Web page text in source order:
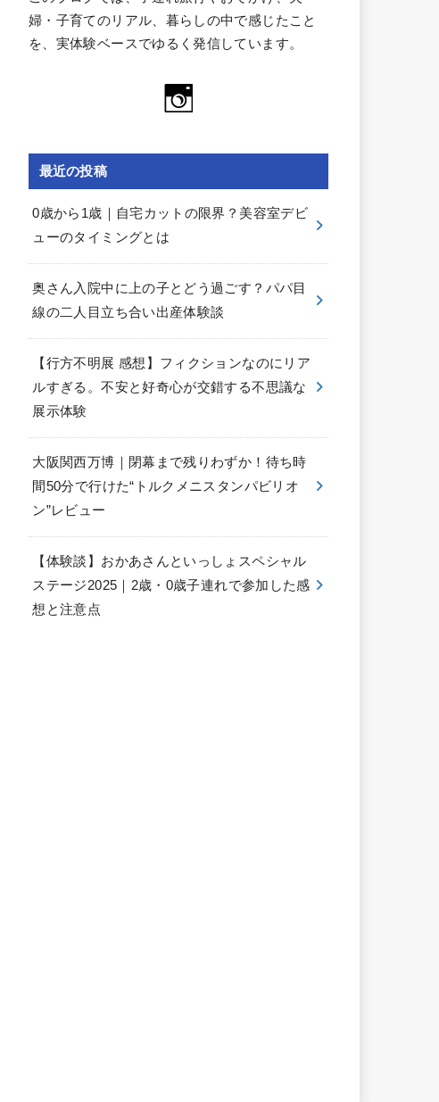
婦・子育てのリアル、暮らしの中で感じたこと
を、実体験ベースでゆるく発信しています。
最近の投稿
0歳から1歳｜自宅カットの限界？美容室デビ
ューのタイミングとは
奥さん入院中に上の子とどう過ごす？パパ目
線の二人目立ち合い出産体験談
【行方不明展 感想】フィクションなのにリア
ルすぎる。不安と好奇心が交錯する不思議な
展示体験
大阪関西万博｜閉幕まで残りわずか！待ち時
間50分で行けた“トルクメニスタンパビリオ
ン”レビュー
【体験談】おかあさんといっしょスペシャル
ステージ2025｜2歳・0歳子連れで参加した感
想と注意点